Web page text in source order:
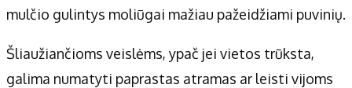
mulčio gulintys moliūgai mažiau pažeidžiami puvinių.
Šliaužiančioms veislėms, ypač jei vietos trūksta,
galima numatyti paprastas atramas ar leisti vijoms